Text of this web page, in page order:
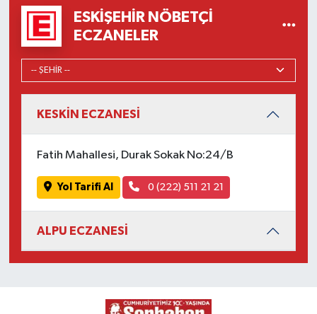
ESKIŞEHIR NÖBETÇI
ECZANELER
KESKİN ECZANESİ
Fatih Mahallesi, Durak Sokak No:24/B
Yol Tarifi Al 0 (222) 511 21 21
ALPU ECZANESİ